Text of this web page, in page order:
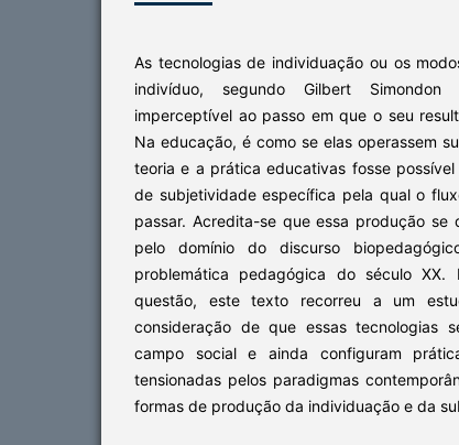
As tecnologias de individuação ou os
indivíduo, segundo Gilbert
imperceptível ao passo em que o seu
Na educação, é como se elas operassem
teoria e a prática educativas fosse
de subjetividade específica pela qual o
passar. Acredita-se que essa produção
pelo domínio do discurso
problemática pedagógica do século XX.
questão, este texto recorreu a um
consideração de que essas tecnologias
campo social e ainda configuram
tensionadas pelos paradigmas
formas de produção da individuação e da